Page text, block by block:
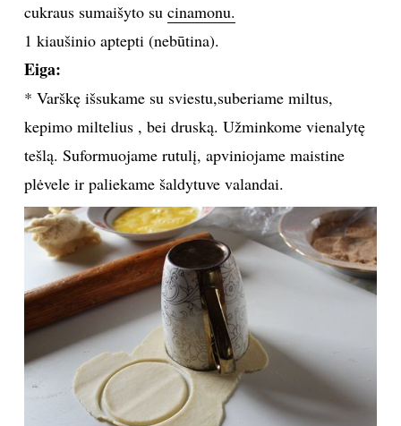
ĮDOMYBĖS
ISTORIJA
KNYGOS
INTERJERAS
NAMAI
VIRTUVĖ
RECEPTAI
VAIKAI
cukraus sumaišyto su cinamonu.
1 kiaušinio aptepti (nebūtina).
Eiga:
* Varškę išsukame su sviestu,suberiame miltus,
kepimo miltelius , bei druską. Užminkome vienalytę
tešlą. Suformuojame rutulį, apviniojame maistine
plėvele ir paliekame šaldytuve valandai.